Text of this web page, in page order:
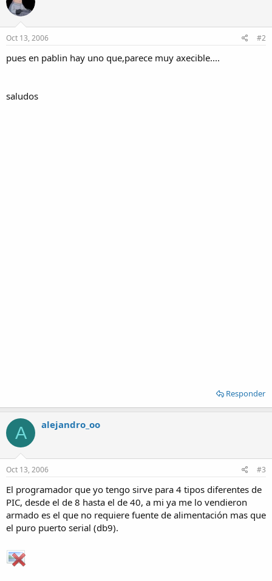
Oct 13, 2006 #2
pues en pablin hay uno que,parece muy axecible....
saludos
Responder
A alejandro_oo
Oct 13, 2006 #3
El programador que yo tengo sirve para 4 tipos diferentes de
PIC, desde el de 8 hasta el de 40, a mi ya me lo vendieron
armado es el que no requiere fuente de alimentación mas que
el puro puerto serial (db9).